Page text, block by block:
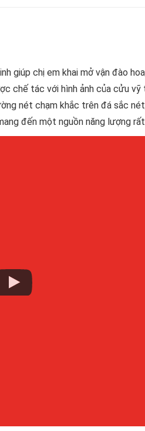
giúp chị em khai mở vận đào
chế tác với hình ảnh của cửu vỹ
nét chạm khắc trên đá sắc
đến một nguồn năng lượng